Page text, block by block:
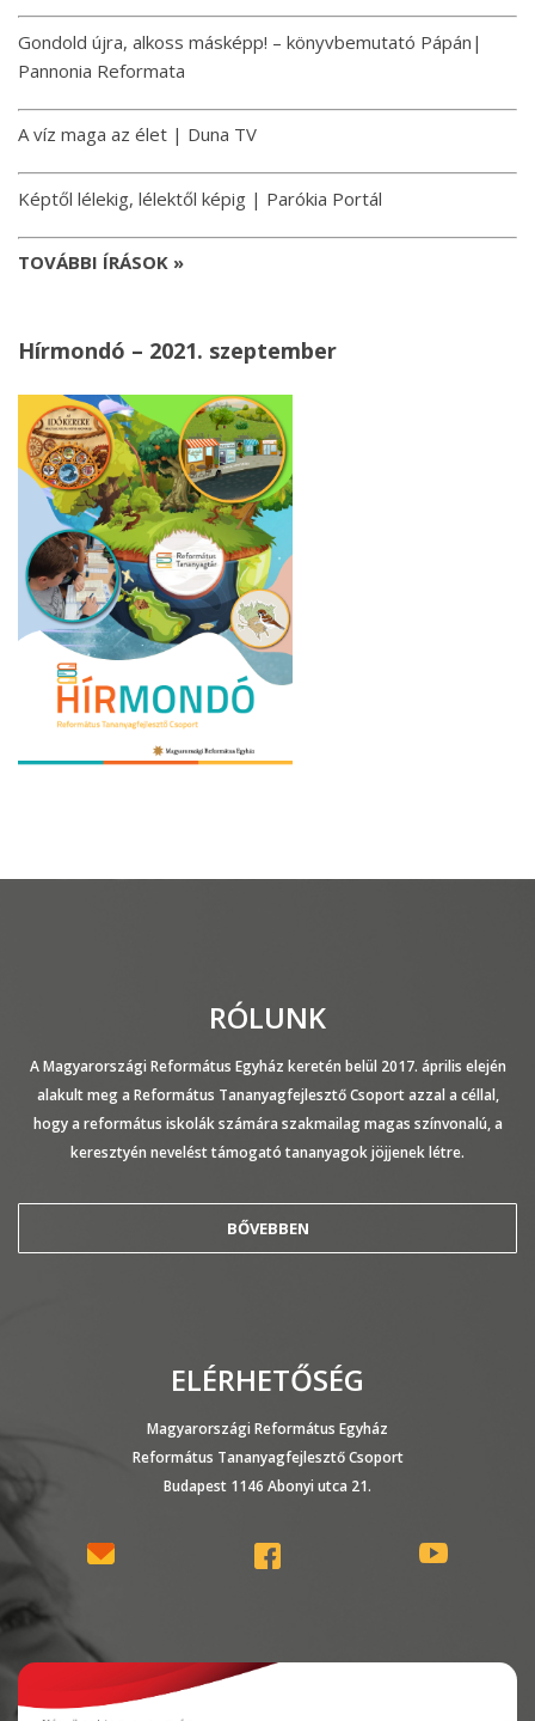
Gondold újra, alkoss másképp! – könyvbemutató Pápán|
Pannonia Reformata
A víz maga az élet | Duna TV
Képtől lélekig, lélektől képig | Parókia Portál
TOVÁBBI ÍRÁSOK »
Hírmondó – 2021. szeptember
RÓLUNK
A Magyarországi Református Egyház keretén belül 2017. április elején
alakult meg a Református Tananyagfejlesztő Csoport azzal a céllal,
hogy a református iskolák számára szakmailag magas színvonalú, a
keresztyén nevelést támogató tananyagok jöjjenek létre.
BŐVEBBEN
ELÉRHETŐSÉG
Magyarországi Református Egyház
Református Tananyagfejlesztő Csoport
Budapest 1146 Abonyi utca 21.